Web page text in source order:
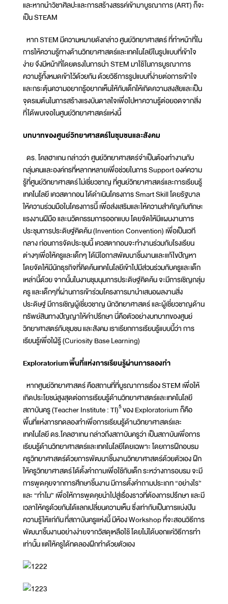
และหากนำวิชาศิลปะและการสร้างสรรค์เข้ามาบูรณาการ (ART) ก็จะ
เป็น STEAM
หาก STEM มีความหมายดังกล่าว ศูนย์วิทยาศาสตร์ ที่ทำหน้าที่ใน
การให้ความรู้ทางด้านวิทยาศาสตร์และเทคโนโลยีในรูปแบบที่เข้าใจ
ง่าย จึงมีหน้าที่โดยตรงในการนำ STEM มาใช้ในการบูรณาการ
ความรู้ทั้งหมดเข้าไว้ด้วยกัน ด้วยวิธีการรูปแบบที่ง่ายต่อการเข้าใจ
และกระตุ้นความอยากรู้อยากเห็นให้กับเด็กให้เกิดความสงสัยและเป็น
จุดรเมต้นในการสร้างแรงบันดาลใจเพื่อไปหาความรู้ต่อยอดจากสิ่ง
ที่ได้พบเจอในศูนย์วิทยาศาสตร์แห่งนี้
บทบาทของศูนย์วิทยาศาสตร์ในชุมชนและสังคม
ดร. โคลฮาเกน กล่าวว่า ศูนย์วิทยาศาสตร์จำเป็นต้องทำงานกับ
กลุ่มคนและองค์กรที่หลากหลายเพื่อช่วยในการ Support องค์ความ
รู้ที่ศูนย์วิทยาศาสตร์ไม่เชี่ยวชาญ ที่ศูนย์วิทยาศาสตร์และการเรียนรู้
เทคโนโลยี เควสตากอน ได้ดำเนินโครงการ Smart Skill โดยรัฐบาล
ให้ความร่วมมือในโครงการนี้ เพื่อส่งเสริมและให้ความสำคัญกับทักษะ
แรงงานฝีมือ และนวัตกรรมการออกแบบ โดยจัดให้มีแผนงานการ
ประชุมการประดิษฐ์คิดค้น (Invention Convention) เพื่อเป็นเวที
กลาง ก่อนการจัดประชุมนี้ เควสตากอนจะทำงานร่วมกับโรงเรียน
ต่างๆเพื่อให้ครูและเด็กๆ ได้มีโอกาสพัฒนาชิ้นงานและแก้ไขปัญหา
โดยจัดให้มีนักธุรกิจที่คิดค้นเทคโนโลยีเข้าไปมีส่วนร่วมกับครูและเด็ก
เหล่านี้ด้วย จากนั้นในงานชุมนุมการประดิษฐ์คิดค้น จะมีการเชิญกลุ่ม
ครู และเด็กๆที่ผ่านการเข้าร่วมโครงการมานำเสนอผลงานสิ่ง
ประดิษฐ์ มีการเชิญผู้เชี่ยวชาญ นักวิทยาศาสตร์ และผู้เชี่ยวชาญด้าน
ทรัพย์สินทางปัญญาให้คำปรึกษา นี่คือตัวอย่างบทบาทของศูนย์
วิทยาศาสตร์กับชุมชน และสังคม เราเรียกการเรียนรู้แบบนี้ว่า การ
เรียนรู้เพื่อใฝ่รู้ (Curiosity Base Learning)
Exploratorium พื้นที่แห่งการเรียนรู้ผ่านการลองทำ
หากศูนย์วิทยาศาสตร์ คือสถานที่ที่บูรณาการเรื่อง STEM เพื่อให้
เกิดประโยชน์สูงสุดต่อการเรียนรู้ด้านวิทยาศาสตร์และเทคโนโลยี
สถาบันครู (Teacher Institute : TI)5ของ Exploratorium ก็คือ
พื้นที่แห่งการทดลองทำเพื่อการเรียนรู้ด้านวิทยาศาสตร์และ
เทคโนโลยี ดร.โคลฮาเกน กล่าวถึงสถาบันครูว่า เป็นสถาบันเพื่อการ
เรียนรู้ด้านวิทยาศาสตร์และเทคโนโลยีโดยเฉพาะ โดยการฝึกอบรม
ครูวิทยาศาสตร์ด้วยการพัฒนาชิ้นงานวิทยาศาสตร์ด้วยตัวเอง ฝึก
ให้ครูวิทยาศาสตร์ได้ตั้งคำถามเพื่อใช้กับเด็ก ระหว่างการอบรม จะมี
การพูดคุยจากการศึกษาชิ้นงาน มีการตั้งคำถามประเภท “อย่างไร”
และ “ทำไม” เพื่อให้การพูดคุยนำไปสู่เรื่องราวที่ต้องการปรึกษา และมี
เวลาให้ครูด้วยกันได้แลกเปลี่ยนความเห็น ซึ่งเท่ากับเป็นการแบ่งปัน
ความรู้ให้แก่กัน ที่สถาบันครูแห่งนี้ มีห้อง Workshop ที่จะสอนวิธีการ
พัฒนาชิ้นงานอย่างง่ายจากวัสดุเหลือใช้ โดยไม่ได้บอกแค่วิธีการทำ
เท่านั้น แต่ให้ครูได้ทดลองฝึกทำด้วยตัวเอง